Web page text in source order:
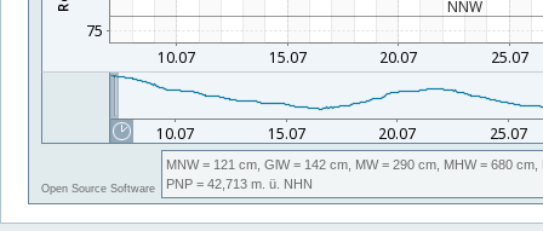
Open Source Software
MNW= 121 cm, GlW= 142 cm, MW= 290 cm, MHW= 680 cm,
PNP = 42,713 m. ü. NHN